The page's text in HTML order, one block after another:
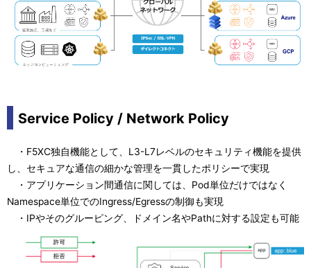
Service Policy / Network Policy
・F5XC独自機能として、L3-L7レベルのセキュリティ機能を提供
し、セキュアな通信の細かな管理を一貫したポリシーで実現
・アプリケーション間通信に関しては、Pod単位だけではなく
Namespace単位でのIngress/Egressの制御も実現
・IPやそのグルーピング、ドメイン名やPathに対する設定も可能